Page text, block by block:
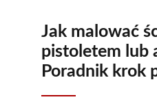
Jak malować
pistoletem lub
Poradnik krok